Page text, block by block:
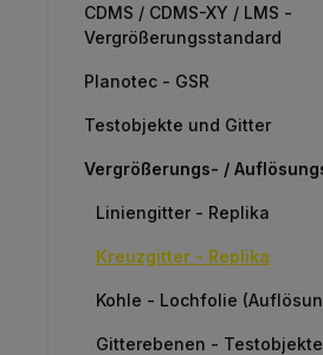
CDMS / CDMS-XY / LMS -
Vergrößerungsstandard
Planotec - GSR
Testobjekte und Gitter
Vergrößerungs- /
Liniengitter - Replika
Kreuzgitter - Replika
Kohle - Lochfolie
Gitterebenen - Testobjekte